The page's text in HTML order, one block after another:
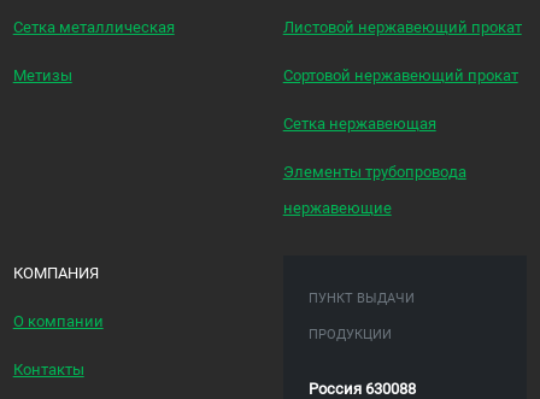
Сетка металлическая
Метизы
Листовой нержавеющий прокат
Сортовой нержавеющий прокат
Сетка нержавеющая
Элементы трубопровода
нержавеющие
КОМПАНИЯ
О компании
Контакты
ПУНКТ ВЫДАЧИ
ПРОДУКЦИИ
Россия 630088